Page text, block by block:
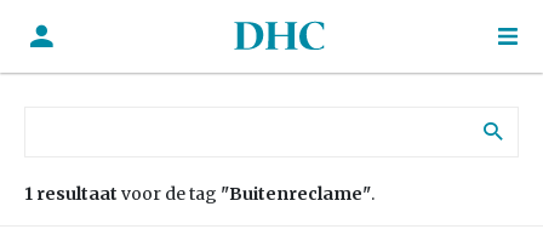
1 resultaat voor de tag "Buitenreclame".